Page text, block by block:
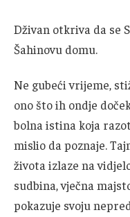
Dživan otkriva da se
Šahinovu domu.
Ne gubeći vrijeme,
ono što ih ondje
bolna istina koja
mislio da poznaje.
života izlaze na
sudbina, vječna
pokazuje svoju